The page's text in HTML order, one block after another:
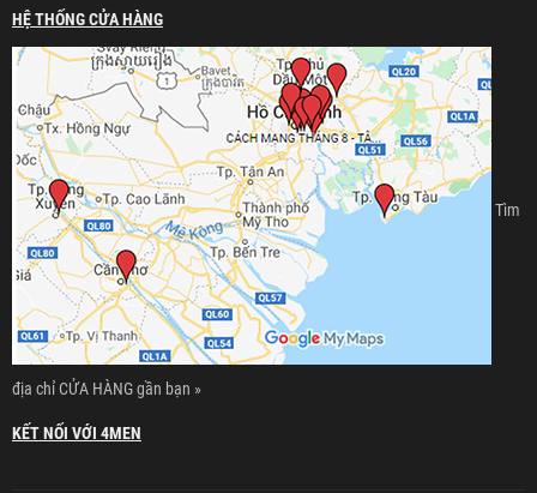
HỆ THỐNG CỬA HÀNG
Tìm
địa chỉ CỬA HÀNG gần bạn »
KẾT NỐI VỚI 4MEN